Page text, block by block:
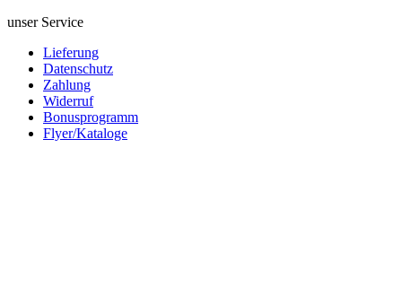
unser Service
Lieferung
Datenschutz
Zahlung
Widerruf
Bonusprogramm
Flyer/Kataloge